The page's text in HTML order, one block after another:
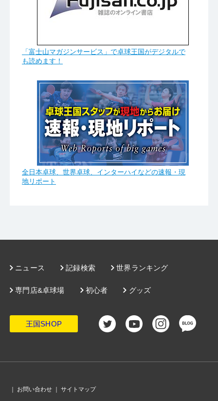
「富士山マガジンサービス」で卓球王国がデジタルで
も読めます！
全日本卓球、世界卓球、インターハイなどの速報・現
地リポート
ニュース 記録検索 世界ランキング
グッズ
専門店&卓球場 初心者
王国SHOP
｜ お問い合わせ ｜ サイトマップ